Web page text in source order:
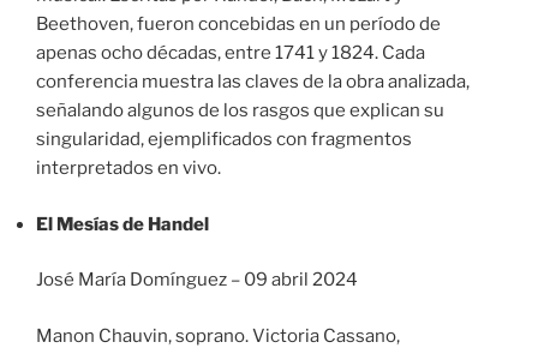
Beethoven, fueron concebidas en un período de
apenas ocho décadas, entre 1741 y 1824. Cada
conferencia muestra las claves de la obra analizada,
señalando algunos de los rasgos que explican su
singularidad, ejemplificados con fragmentos
interpretados en vivo.
El Mesías de Handel
José María Domínguez – 09 abril 2024
Manon Chauvin, soprano. Victoria Cassano,